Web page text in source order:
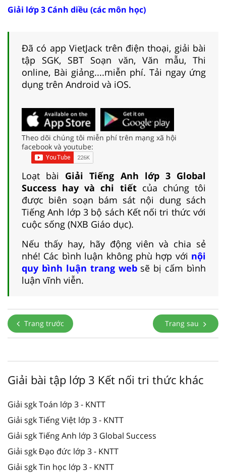
Giải lớp 3 Cánh diều (các môn học)
Đã có app VietJack trên điện thoại, giải bài
tập SGK, SBT Soạn văn, Văn mẫu, Thi
online, Bài giảng....miễn phí. Tải ngay ứng
dụng trên Android và iOS.
Theo dõi chúng tôi miễn phí trên mạng xã hội
facebook và youtube:
Loạt bài Giải Tiếng Anh lớp 3 Global
Success hay và chi tiếtcủa chúng tôi
được biên soạn bám sát nội dung sách
Tiếng Anh lớp 3 bộ sách Kết nối tri thức với
cuộc sống (NXB Giáo dục).
Nếu thấy hay, hãy động viên và chia sẻ
nhé! Các bình luận không phù hợp với nội
quy bình luận trang websẽ bị cấm bình
luận vĩnh viễn.
Trang trước Trang sau
Giải bài tập lớp 3 Kết nối tri thức khác
Giải sgk Toán lớp 3 - KNTT
Giải sgk Tiếng Việt lớp 3 - KNTT
Giải sgk Tiếng Anh lớp 3 Global Success
Giải sgk Đạo đức lớp 3 - KNTT
Giải sgk Tin học lớp 3 - KNTT